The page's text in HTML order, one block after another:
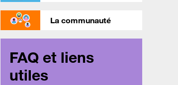
La communauté
FAQ et liens
utiles